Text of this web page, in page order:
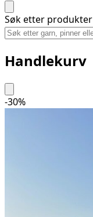
Søk etter produkter
Handlekurv
-30%